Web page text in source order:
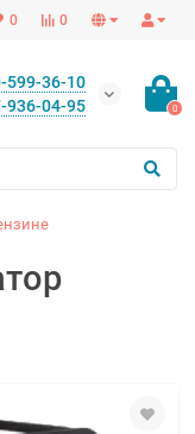
0
0
599-36-10
936-04-95
0